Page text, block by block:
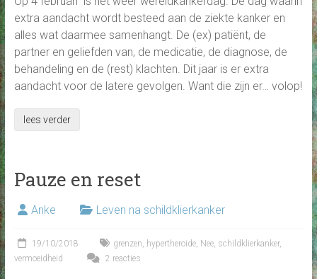
extra aandacht wordt besteed aan de ziekte kanker en
alles wat daarmee samenhangt. De (ex) patiënt, de
partner en geliefden van, de medicatie, de diagnose, de
behandeling en de (rest) klachten. Dit jaar is er extra
aandacht voor de latere gevolgen. Want die zijn er… volop!
lees verder
Pauze en reset
Anke Leven na schildklierkanker
19/10/2018 grenzen, hypertheroide, Nee, schildklierkanker,
vermoeidheid
2 reacties